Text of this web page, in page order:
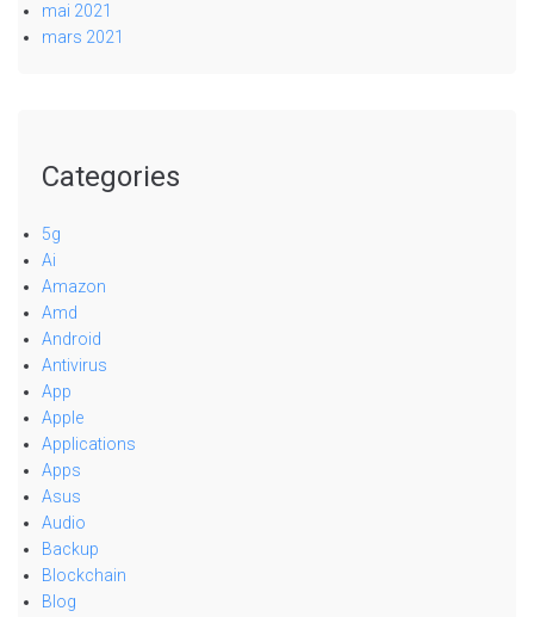
mai 2021
mars 2021
Categories
5g
Ai
Amazon
Amd
Android
Antivirus
App
Apple
Applications
Apps
Asus
Audio
Backup
Blockchain
Blog